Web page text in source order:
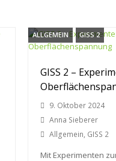
ALLGEMEIN GISS 2
GISS 2 –
9. Oktober 2024
Anna Sieberer
Allgemein, GISS 2
Mit Experimenten